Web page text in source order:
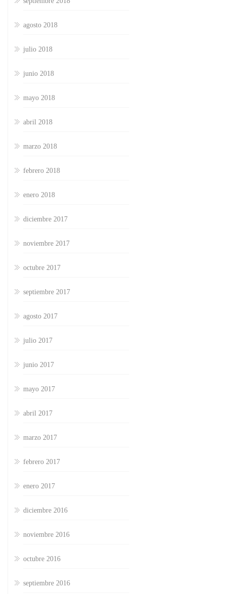
agosto 2018
julio 2018
junio 2018
mayo 2018
abril 2018
marzo 2018
febrero 2018
enero 2018
diciembre 2017
noviembre 2017
octubre 2017
septiembre 2017
agosto 2017
julio 2017
junio 2017
mayo 2017
abril 2017
marzo 2017
febrero 2017
enero 2017
diciembre 2016
noviembre 2016
octubre 2016
septiembre 2016